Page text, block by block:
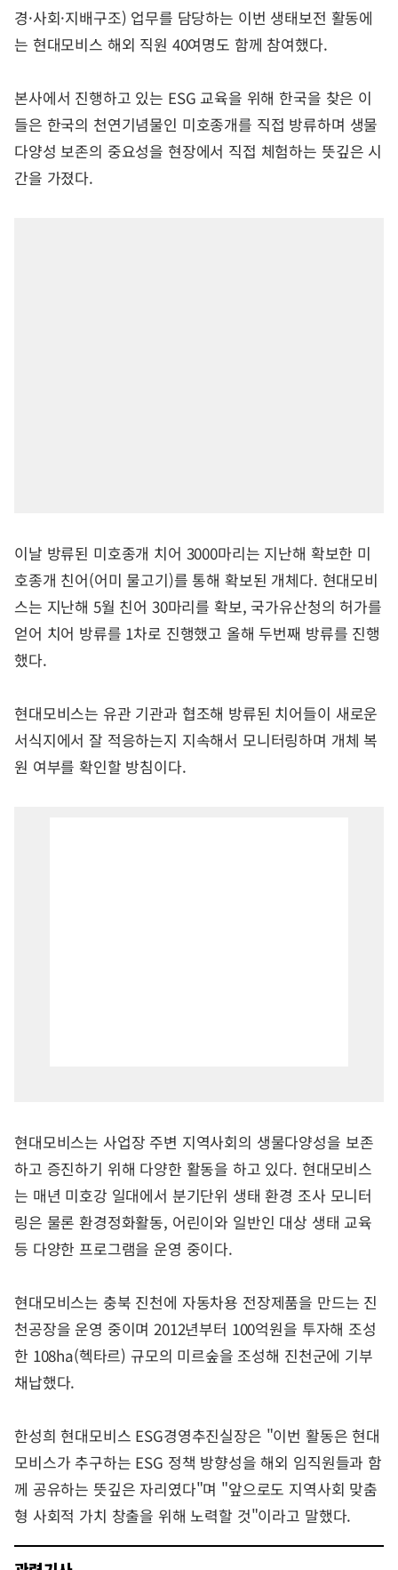
경·사회·지배구조) 업무를 담당하는 이번 생태보전 활동에
는 현대모비스 해외 직원 40여명도 함께 참여했다.
본사에서 진행하고 있는 ESG 교육을 위해 한국을 찾은 이
들은 한국의 천연기념물인 미호종개를 직접 방류하며 생물
다양성 보존의 중요성을 현장에서 직접 체험하는 뜻깊은 시
간을 가졌다.
이날 방류된 미호종개 치어 3000마리는 지난해 확보한 미
호종개 친어(어미 물고기)를 통해 확보된 개체다. 현대모비
스는 지난해 5월 친어 30마리를 확보, 국가유산청의 허가를
얻어 치어 방류를 1차로 진행했고 올해 두번째 방류를 진행
했다.
현대모비스는 유관 기관과 협조해 방류된 치어들이 새로운
서식지에서 잘 적응하는지 지속해서 모니터링하며 개체 복
원 여부를 확인할 방침이다.
현대모비스는 사업장 주변 지역사회의 생물다양성을 보존
하고 증진하기 위해 다양한 활동을 하고 있다. 현대모비스
는 매년 미호강 일대에서 분기단위 생태 환경 조사 모니터
링은 물론 환경정화활동, 어린이와 일반인 대상 생태 교육
등 다양한 프로그램을 운영 중이다.
현대모비스는 충북 진천에 자동차용 전장제품을 만드는 진
천공장을 운영 중이며 2012년부터 100억원을 투자해 조성
한 108ha(헥타르) 규모의 미르숲을 조성해 진천군에 기부
채납했다.
한성희 현대모비스 ESG경영추진실장은 "이번 활동은 현대
모비스가 추구하는 ESG 정책 방향성을 해외 임직원들과 함
께 공유하는 뜻깊은 자리였다"며 "앞으로도 지역사회 맞춤
형 사회적 가치 창출을 위해 노력할 것"이라고 말했다.